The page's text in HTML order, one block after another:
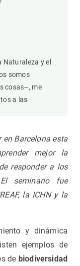
y el
somos
cosas–, me
a las
en Barcelonaesta
mejor la
responder a los
seminario fue
la ICHN y la
y dinámica
ejemplos de
de biodiversidad